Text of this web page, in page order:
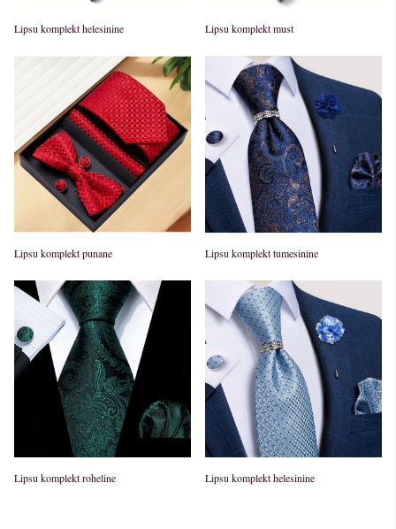
Lipsu komplekt helesinine Lipsu komplekt must
Lipsu komplekt punane Lipsu komplekt tumesinine
Lipsu komplekt roheline Lipsu komplekt helesinine